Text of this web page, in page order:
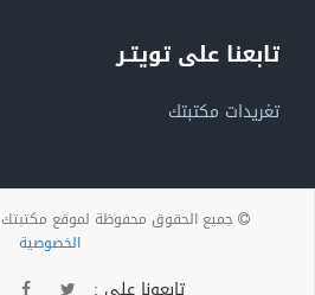
تابعنا على تويتـر
تغريدات مكتبتك
جميع الحقوق محفوظة لموقع مكتبتك
الخصوصية